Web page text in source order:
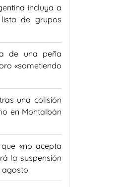
incluya a
de grupos
de una peña
«sometiendo
una colisión
en Montalbán
«no acepta
la suspensión
agosto